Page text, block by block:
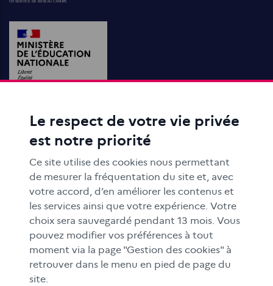
ACTIONS ÉDUCATIVES
FORMATION
RESSOURCES
MÉDIAS SCOLAIRES
FAMILLES
Le CLEMI
En académies
À l'international
CLEMI sup
Le respect de votre vie privée
est notre priorité
Ce site utilise des cookies nous permettant
de mesurer la fréquentation du site et, avec
votre accord, d’en améliorer les contenus et
les services ainsi que votre expérience. Votre
choix sera sauvegardé pendant 13 mois. Vous
pouvez modifier vos préférences à tout
moment via la page "Gestion des cookies" à
retrouver dans le menu en pied de page du
site.